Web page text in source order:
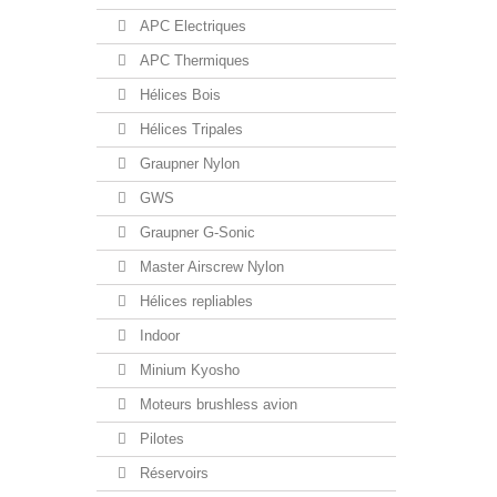
APC Electriques
APC Thermiques
Hélices Bois
Hélices Tripales
Graupner Nylon
GWS
Graupner G-Sonic
Master Airscrew Nylon
Hélices repliables
Indoor
Minium Kyosho
Moteurs brushless avion
Pilotes
Réservoirs